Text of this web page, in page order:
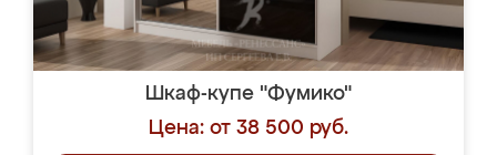
Шкаф-купе "Фумико"
Цена: от 38 500 руб.